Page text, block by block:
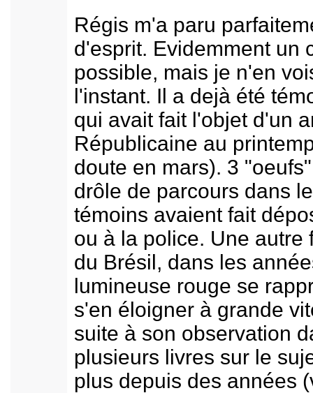
Régis m'a paru
d'esprit. Evidemment un
possible, mais je n'en
l'instant. Il a dejà été
qui avait fait l'objet d'un
Républicaine au
doute en mars). 3
drôle de parcours dans
témoins avaient fait
ou à la police. Une autre
du Brésil, dans les
lumineuse rouge se
s'en éloigner à grande
suite à son observation
plusieurs livres sur le
plus depuis des années